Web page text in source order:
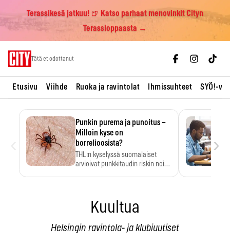
Terassikesä jatkuu! 🍺 Katso parhaat menovinkit Cityn
Terassioppaasta →
Tätä et odottanut
Etusivu Viihde Ruoka ja ravintolat Ihmissuhteet SYÖ!-
Punkin purema ja punoitus –
Milloin kyse on
borrelioosista?
THL:n kyselyssä suomalaiset
arvioivat punkkitaudin riskin noin
›
Kuultua
Helsingin ravintola- ja klubiuutiset